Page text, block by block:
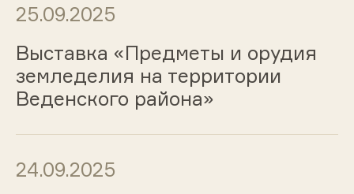
25.09.2025
Выставка «Предметы и орудия
земледелия на территории
Веденского района»
24.09.2025